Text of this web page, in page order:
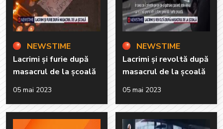
NEWSTIME
Lacrimi și furie după
masacrul de la școală
05 mai 2023
NEWSTIME
Lacrimi și revoltă după
masacrul de la școală
05 mai 2023